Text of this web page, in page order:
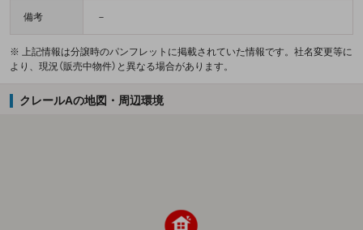
備考 －
※ 上記情報は分譲時のパンフレットに掲載されていた情報です。社名変更等に
より、現況（販売中物件）と異なる場合があります。
クレールAの地図・周辺環境